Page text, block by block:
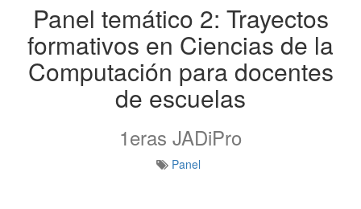
Panel temático 2: Trayectos
formativos en Ciencias de la
Computación para docentes
de escuelas
1eras JADiPro
Panel